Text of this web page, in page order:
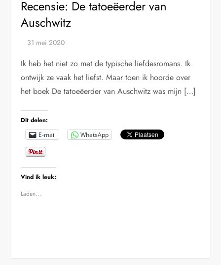
Recensie: De tatoeëerder van
Auschwitz
Ik heb het niet zo met de typische liefdesromans. Ik
ontwijk ze vaak het liefst. Maar toen ik hoorde over
het boek De tatoeëerder van Auschwitz was mijn […]
Dit delen:
E-mail WhatsApp
Vind ik leuk:
Laden...